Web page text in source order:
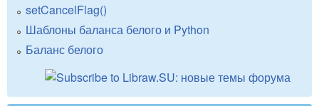
setCancelFlag()
Шаблоны баланса белого и Python
Баланс белого